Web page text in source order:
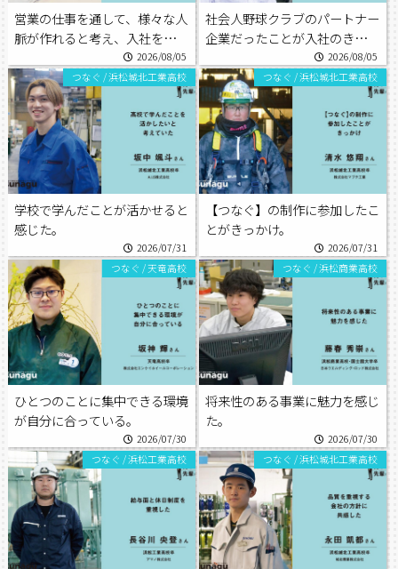
営業の仕事を通して、様々な人
脈が作れると考え、入社を希望
2026/08/05
社会人野球クラブのパートナー
企業だったことが入社のきっか
2026/08/05
つなぐ /浜松城北工業高校
学校で学んだことが活かせると
感じた。
2026/07/31
つなぐ /浜松城北工業高校
【つなぐ】の制作に参加したこ
とがきっかけ。
2026/07/31
つなぐ /天竜高校
ひとつのことに集中できる環境
が自分に合っている。
2026/07/30
つなぐ /浜松商業高校
将来性のある事業に魅力を感じ
た。
2026/07/30
つなぐ /浜松工業高校 つなぐ /浜松城北工業高校